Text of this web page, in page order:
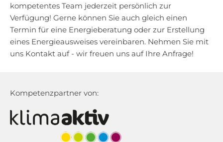
kompetentes Team jederzeit persönlich zur
Verfügung! Gerne können Sie auch gleich einen
Termin für eine Energieberatung oder zur Erstellung
eines Energieausweises vereinbaren. Nehmen Sie mit
uns Kontakt auf - wir freuen uns auf Ihre Anfrage!
Kompetenzpartner von: